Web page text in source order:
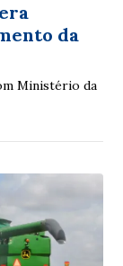
da
Ministério da